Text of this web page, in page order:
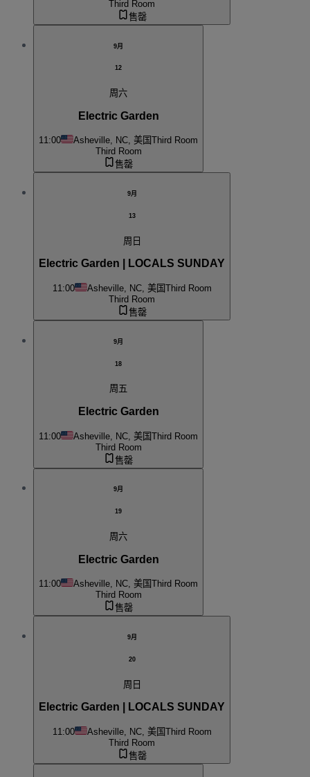
Third Room
售罄
9月
12
周六
Electric Garden
11:00 Asheville, NC, 美国Third Room
Third Room
售罄
9月
13
周日
Electric Garden | LOCALS SUNDAY
11:00 Asheville, NC, 美国Third Room
Third Room
售罄
9月
18
周五
Electric Garden
11:00 Asheville, NC, 美国Third Room
Third Room
售罄
9月
19
周六
Electric Garden
11:00 Asheville, NC, 美国Third Room
Third Room
售罄
9月
20
周日
Electric Garden | LOCALS SUNDAY
11:00 Asheville, NC, 美国Third Room
Third Room
售罄